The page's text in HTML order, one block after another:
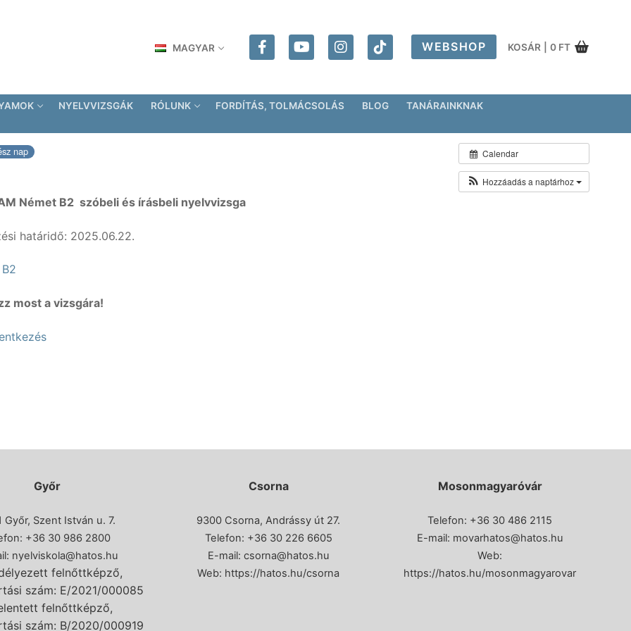
MAGYAR WEBSHOP KOSÁR 0 FT
NYELVVIZSGÁK RÓLUNK FORDÍTÁS, TOLMÁCSOLÁS BLOG
TANÁRAINKNAK
tanfolyamok
nyelv
Calendar
Hozzáadás a naptárhoz
nap
Német B2 szóbeli és írásbeli nyelvvizsga
határidő: 2025.06.22.
most a vizsgára!
Győr
Győr, Szent István u. 7.
+36 30 986 2800
nyelviskola@hatos.hu
felnőttképző,
szám: E/2021/000085
felnőttképző,
szám: B/2020/000919
Csorna
9300 Csorna, Andrássy út 27.
Telefon: +36 30 226 6605
E-mail: csorna@hatos.hu
Web: https://hatos.hu/csorna
Mosonmagyaróvár
Telefon: +36 30 486 2115
E-mail: movarhatos@hatos.hu
Web:
https://hatos.hu/mosonmagyarovar